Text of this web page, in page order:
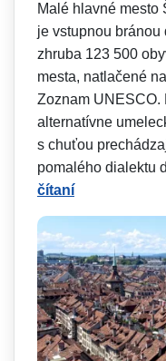
Malé hlavné mesto
je vstupnou bránou
zhruba 123 500
mesta, natlačené
Zoznam UNESCO.
alternatívne
s chuťou
pomalého dialektu
čítaní